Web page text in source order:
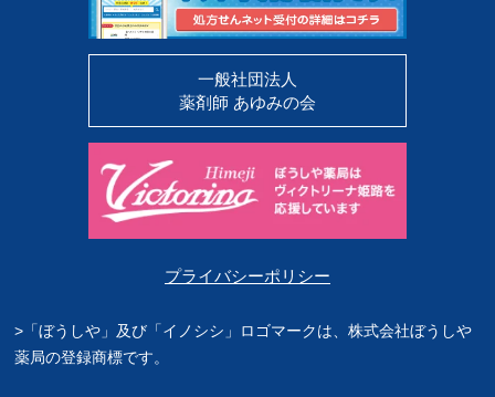
一般社団法人
薬剤師 あゆみの会
プライバシーポリシー
>「ぼうしや」及び「イノシシ」ロゴマークは、株式会社ぼうしや
薬局の登録商標です。